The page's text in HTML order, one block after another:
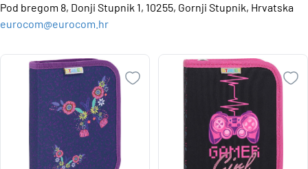
Pod bregom 8, Donji Stupnik 1, 10255, Gornji Stupnik, Hrvatska
eurocom@eurocom.hr